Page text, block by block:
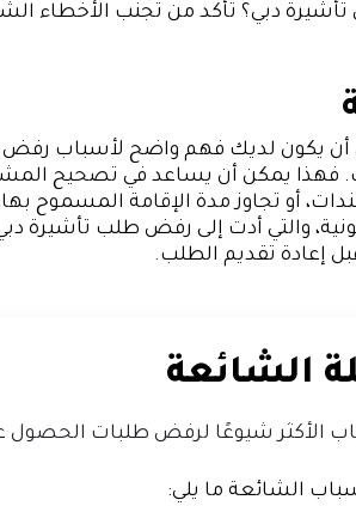
دبي؟ تأكد من تجنب الأخطاء
يكون لديك فهم واضح لأسباب رفض
فهذا يمكن أن يساعد في تصحيح
أو تجاوز مدة الإقامة المسموح
والتي أدت إلى رفض طلب تأشيرة دبي
إعادة تقديم الطلب.
الشائعة
الأكثر شيوعًا لرفض طلبات الحصول
الشائعة ما يلي: